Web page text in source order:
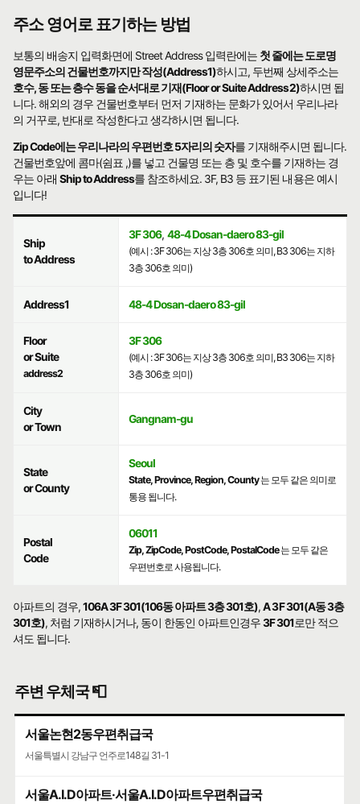
주소 영어로 표기하는 방법
보통의 배송지 입력화면에 Street Address 입력란에는 첫 줄에는 도로명
영문주소의 건물번호까지만 작성(Address1)하시고, 두번째 상세주소는
호수, 동 또는 층수 동을 순서대로 기재(Floor or Suite Address2)하시면 됩
니다. 해외의 경우 건물번호부터 먼저 기재하는 문화가 있어서 우리나라
의 거꾸로, 반대로 작성한다고 생각하시면 됩니다.
Zip Code에는 우리나라의 우편번호 5자리의 숫자를 기재해주시면 됩니다.
건물번호앞에 콤마(쉼표 ,)를 넣고 건물명 또는 층 및 호수를 기재하는 경
우는 아래Ship to Address를 참조하세요. 3F, B3 등 표기된 내용은 예시
입니다!
Ship
to Address
3F 306, 48-4 Dosan-daero 83-gil
(예시 : 3F 306는 지상 3층 306호 의미, B3 306는 지하
3층 306호 의미)
Address1 48-4 Dosan-daero 83-gil
Floor
or Suite
address2
3F 306
(예시 : 3F 306는 지상 3층 306호 의미, B3 306는 지하
3층 306호 의미)
City
or Town
Gangnam-gu
State
or County
Seoul
State, Province, Region, County는 모두 같은 의미로
통용 됩니다.
Postal
Code
06011
Zip, ZipCode, PostCode, PostalCode는 모두 같은
우편번호로 사용됩니다.
아파트의 경우,106A 3F 301(106동 아파트 3층 301호),A 3F 301(A동 3층
301호), 처럼 기재하시거나, 동이 한동인 아파트인경우3F 301로만 적으
셔도 됩니다.
주변 우체국 📮
서울논현2동우편취급국
서울특별시 강남구 언주로148길 31-1
서울A.I.D아파트·서울A.I.D아파트우편취급국